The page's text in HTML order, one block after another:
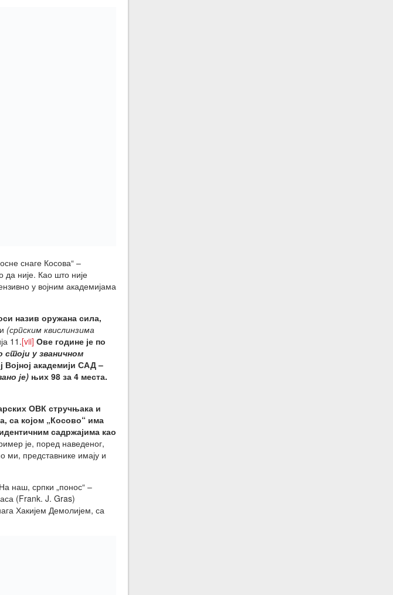
снаге Косова“ –
да није. Као што није
у војним академијама
назив оружана сила,
(српским квислинзима
11.[vii] Ове године је по
стоји у званичном
Војној академији САД –
је) њих 98 за 4 места.
ОВК стручњака и
са којом „Косово“ има
садржајима као
је, поред наведеног,
ми, представнике имају и
наш, српки „понос“ –
(Frank. J. Gras)
Хакијем Демолијем, са